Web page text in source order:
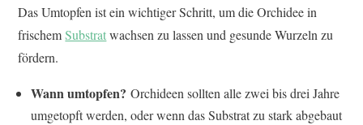
Das Umtopfen ist ein wichtiger Schritt, um die Orchidee in
frischemSubstratwachsen zu lassen und gesunde Wurzeln zu
fördern.
Wann umtopfen? Orchideen sollten alle zwei bis drei Jahre
umgetopft werden, oder wenn das Substrat zu stark abgebaut